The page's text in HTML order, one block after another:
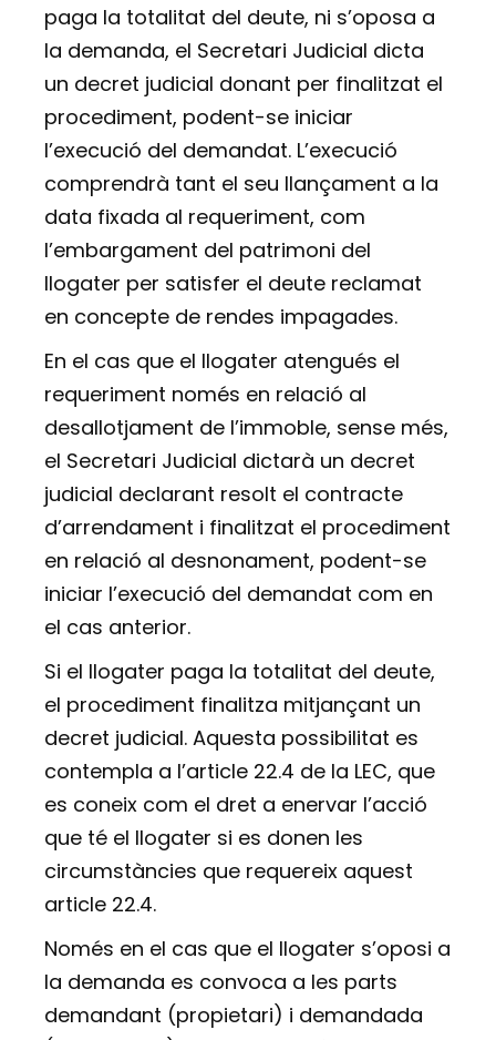
paga la totalitat del deute, ni s’oposa a
la demanda, el Secretari Judicial dicta
un decret judicial donant per finalitzat el
procediment, podent-se iniciar
l’execució del demandat. L’execució
comprendrà tant el seu llançament a la
data fixada al requeriment, com
l’embargament del patrimoni del
llogater per satisfer el deute reclamat
en concepte de rendes impagades.
En el cas que el llogater atengués el
requeriment només en relació al
desallotjament de l’immoble, sense més,
el Secretari Judicial dictarà un decret
judicial declarant resolt el contracte
d’arrendament i finalitzat el procediment
en relació al desnonament, podent-se
iniciar l’execució del demandat com en
el cas anterior.
Si el llogater paga la totalitat del deute,
el procediment finalitza mitjançant un
decret judicial. Aquesta possibilitat es
contempla a l’article 22.4 de la LEC, que
es coneix com el dret a enervar l’acció
que té el llogater si es donen les
circumstàncies que requereix aquest
article 22.4.
Només en el cas que el llogater s’oposi a
la demanda es convoca a les parts
demandant (propietari) i demandada